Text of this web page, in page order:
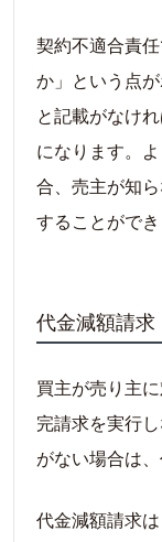
契約不適合責
か」という点
と記載がなけ
になります。
合、売主が知
することができ
代金減額請求
買主が売り主
完請求を実行
がない場合は
代金減額請求